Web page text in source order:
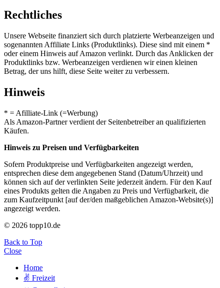
Rechtliches
Unsere Webseite finanziert sich durch platzierte Werbeanzeigen und
sogenannten Affiliate Links (Produktlinks). Diese sind mit einem *
oder einem Hinweis auf Amazon verlinkt. Durch das Anklicken der
Produktlinks bzw. Werbeanzeigen verdienen wir einen kleinen
Betrag, der uns hilft, diese Seite weiter zu verbessern.
Hinweis
* = Afilliate-Link (=Werbung)
Als Amazon-Partner verdient der Seitenbetreiber an qualifizierten
Käufen.
Hinweis zu Preisen und Verfügbarkeiten
Sofern Produktpreise und Verfügbarkeiten angezeigt werden,
entsprechen diese dem angegebenen Stand (Datum/Uhrzeit) und
können sich auf der verlinkten Seite jederzeit ändern. Für den Kauf
eines Produkts gelten die Angaben zu Preis und Verfügbarkeit, die
zum Kaufzeitpunkt [auf der/den maßgeblichen Amazon-Website(s)]
angezeigt werden.
© 2026 topp10.de
Back to Top
Close
Home
✌ Freizeit